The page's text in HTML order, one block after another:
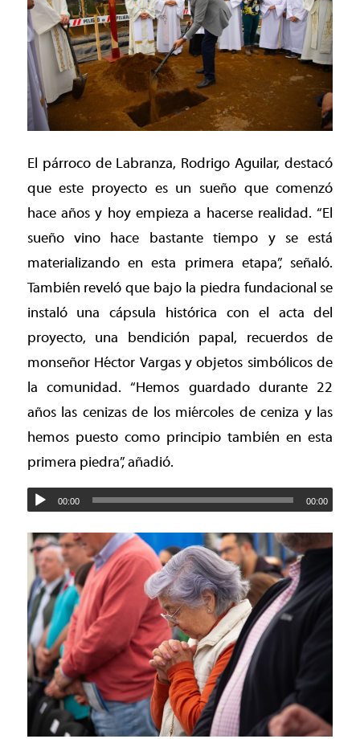
El párroco de Labranza, Rodrigo Aguilar, destacó
que este proyecto es un sueño que comenzó
hace años y hoy empieza a hacerse realidad. “El
sueño vino hace bastante tiempo y se está
materializando en esta primera etapa”, señaló.
También reveló que bajo la piedra fundacional se
instaló una cápsula histórica con el acta del
proyecto, una bendición papal, recuerdos de
monseñor Héctor Vargas y objetos simbólicos de
la comunidad. “Hemos guardado durante 22
años las cenizas de los miércoles de ceniza y las
hemos puesto como principio también en esta
primera piedra”, añadió.
00:00 00:00